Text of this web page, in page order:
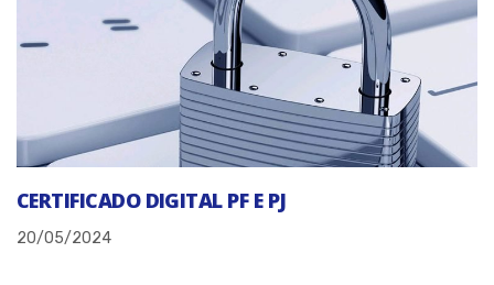
CERTIFICADO DIGITAL PF E PJ
20/05/2024